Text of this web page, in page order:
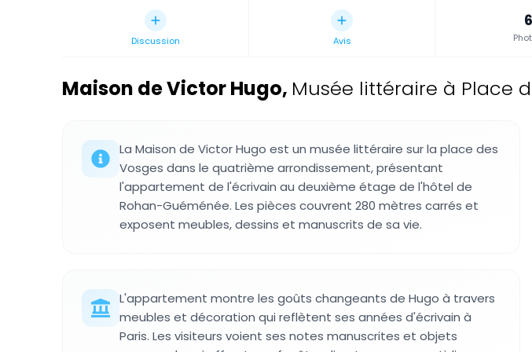
Discussion Avis
6
Maison de Victor Hugo, Musée littéraire à Place
La Maison de Victor Hugo est un musée littéraire sur la place des
Vosges dans le quatrième arrondissement, présentant
l'appartement de l'écrivain au deuxième étage de l'hôtel de
Rohan-Guéménée. Les pièces couvrent 280 mètres carrés et
exposent meubles, dessins et manuscrits de sa vie.
L'appartement montre les goûts changeants de Hugo à travers
meubles et décoration qui reflètent ses années d'écrivain à
Paris. Les visiteurs voient ses notes manuscrites et objets